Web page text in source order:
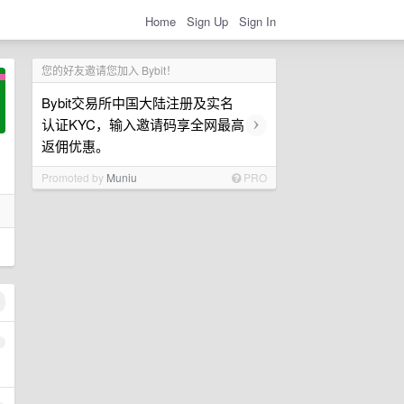
Home Sign Up Sign In
您的好友邀请您加入 Bybit！
Bybit交易所中国大陆注册及实名
认证KYC，输入邀请码享全网最高
返佣优惠。
›
Promoted by Muniu PRO